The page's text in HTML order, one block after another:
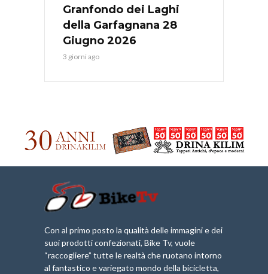
Granfondo dei Laghi
della Garfagnana 28
Giugno 2026
3 giorni ago
Con al primo posto la qualità delle immagini e dei
suoi prodotti confezionati, Bike Tv, vuole
“raccogliere” tutte le realtà che ruotano intorno
al fantastico e variegato mondo della bicicletta,